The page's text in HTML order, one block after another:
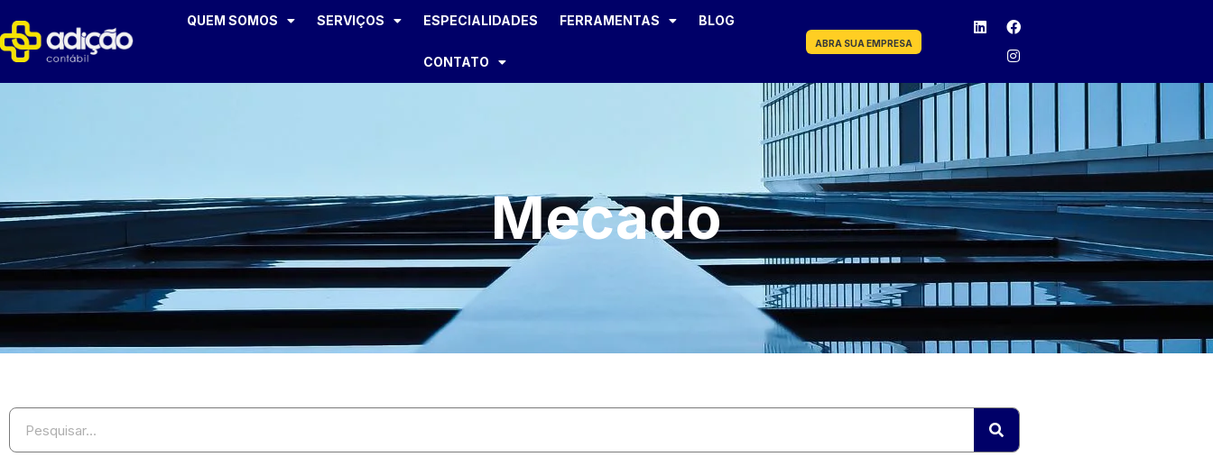
QUEM SOMOS SERVIÇOS ESPECIALIDADES FERRAMENTAS BLOG
CONTATO
ABRA SUA EMPRESA
Mecado